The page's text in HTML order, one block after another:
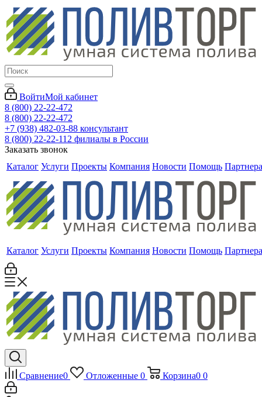
ВойтиМой кабинет
8 (800) 22-22-472
8 (800) 22-22-472
+7 (938) 482-03-88 консультант
8 (800) 22-22-112 филиалы в России
Заказать звонок
Каталог Услуги Проекты Компания Новости Помощь
Каталог Услуги Проекты Компания Новости Помощь
Сравнение0 Отложенные 0 Корзина0 0